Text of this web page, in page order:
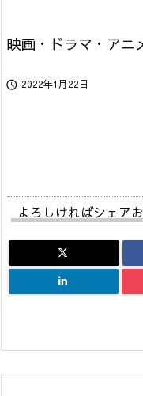
映画・ドラマ・アニ
 2022年1月22日
よろしければシェア